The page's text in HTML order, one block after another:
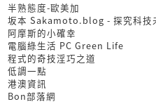
半熟態度-歐美加
坂本 Sakamoto.blog - 探究科技
阿摩斯的小確幸
電腦綠生活 PC Green Life
程式的奇技淫巧之道
低調一點
港澳資訊
Bon部落網